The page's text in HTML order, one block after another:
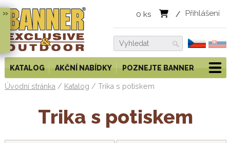
» Přihlášení
0 ks /
KATALOG AKČNÍ NABÍDKY POZNEJTE BANNER
Úvodní stránka / Katalog / Trika s potiskem
Trika s potiskem